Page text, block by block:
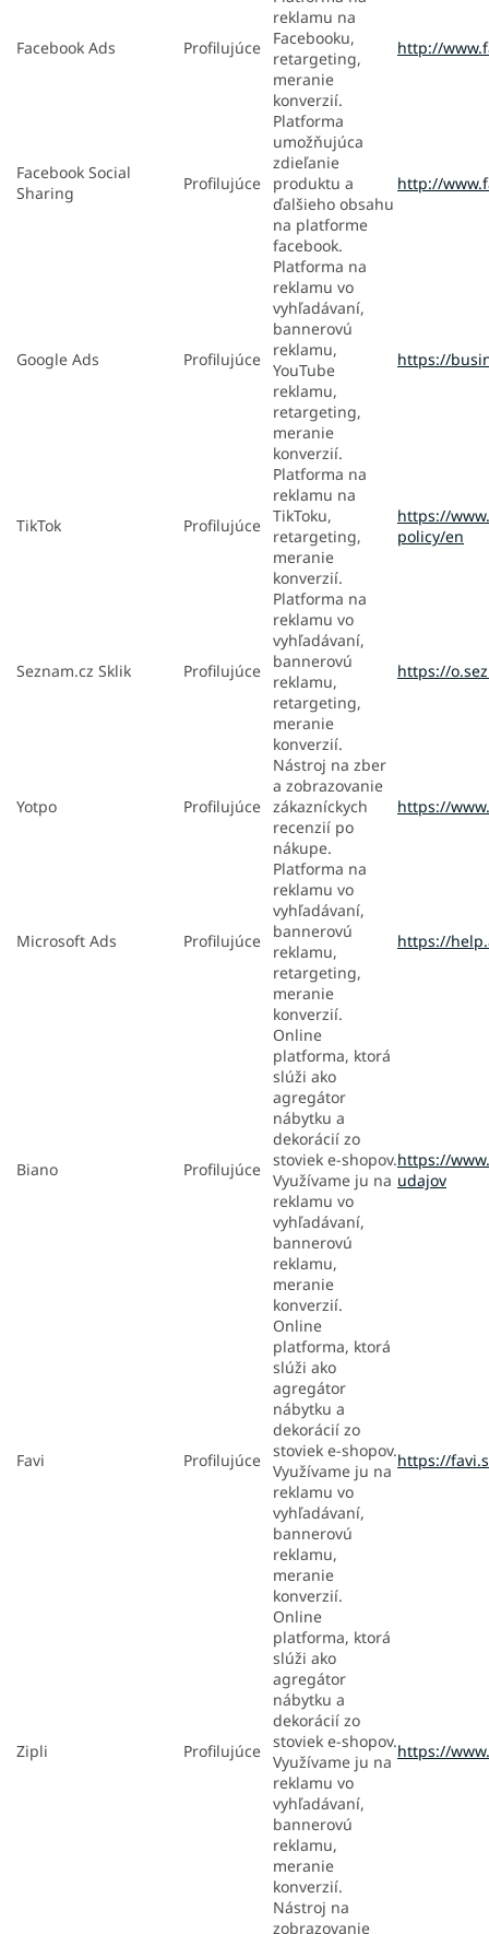
Facebook Ads Profilujúce
reklamu na
Facebooku,
retargeting,
meranie
konverzií.
http://
Facebook Social
Sharing
Profilujúce
Platforma
umožňujúca
zdieľanie
produktu a
ďalšieho obsahu
na platforme
facebook.
http://
Google Ads Profilujúce
Platforma na
reklamu vo
vyhľadávaní,
bannerovú
reklamu,
YouTube
reklamu,
retargeting,
meranie
konverzií.
https://
TikTok Profilujúce
Platforma na
reklamu na
TikToku,
retargeting,
meranie
konverzií.
https://
policy/en
Seznam.cz Sklik Profilujúce
Platforma na
reklamu vo
vyhľadávaní,
bannerovú
reklamu,
retargeting,
meranie
konverzií.
https://
Yotpo Profilujúce
Nástroj na zber
a zobrazovanie
zákazníckych
recenzií po
nákupe.
https://
Microsoft Ads Profilujúce
Platforma na
reklamu vo
vyhľadávaní,
bannerovú
reklamu,
retargeting,
meranie
konverzií.
https://
Biano Profilujúce
Online
platforma, ktorá
slúži ako
agregátor
nábytku a
dekorácií zo
stoviek e-shopov.
Využívame ju na
reklamu vo
vyhľadávaní,
bannerovú
reklamu,
meranie
konverzií.
https://
udajov
Favi Profilujúce
Online
platforma, ktorá
slúži ako
agregátor
nábytku a
dekorácií zo
stoviek e-shopov.
Využívame ju na
reklamu vo
vyhľadávaní,
bannerovú
reklamu,
meranie
konverzií.
https://
Zipli Profilujúce
Online
platforma, ktorá
slúži ako
agregátor
nábytku a
dekorácií zo
stoviek e-shopov.
Využívame ju na
reklamu vo
vyhľadávaní,
bannerovú
reklamu,
meranie
konverzií.
https://
Nástroj na
zobrazovanie